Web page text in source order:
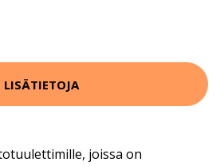
LISÄTIETOJA
joissa on